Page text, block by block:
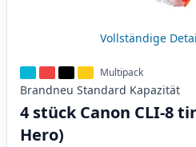
Vollständige
Multipack
Brandneu Standard Kapazität
4 stück Canon CLI-8
Hero)